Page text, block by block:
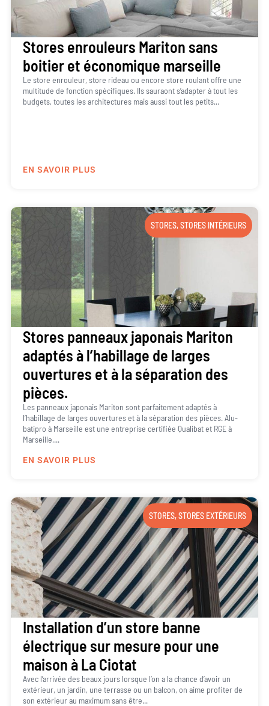
Stores enrouleurs Mariton sans
boitier et économique marseille
Le store enrouleur, store rideau ou encore store roulant offre une
multitude de fonction spécifiques. Ils sauraont s’adapter à tout les
budgets, toutes les architectures mais aussi tout les petits...
EN SAVOIR PLUS
STORES,STORES INTÉRIEURS
Stores panneaux japonais Mariton
adaptés à l’habillage de larges
ouvertures et à la séparation des
pièces.
Les panneaux japonais Mariton sont parfaitement adaptés à
l’habillage de larges ouvertures et à la séparation des pièces. Alu-
batipro à Marseille est une entreprise certifiée Qualibat et RGE à
Marseille,...
EN SAVOIR PLUS
STORES,STORES EXTÉRIEURS
Installation d’un store banne
électrique sur mesure pour une
maison à La Ciotat
Avec l’arrivée des beaux jours lorsque l’on a la chance d’avoir un
extérieur, un jardin, une terrasse ou un balcon, on aime profiter de
son extérieur au maximum sans être...